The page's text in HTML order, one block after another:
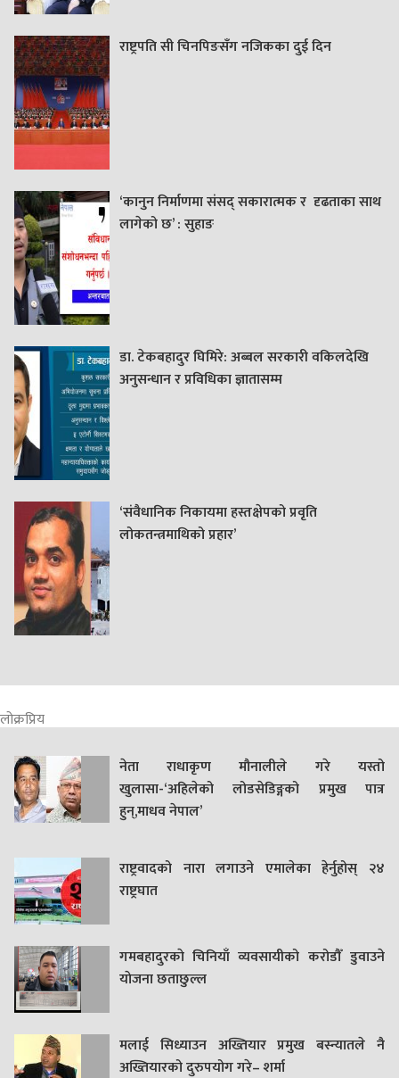
राष्ट्रपति सी चिनपिङसँग नजिकका दुई दिन
‘कानुन निर्माणमा संसद् सकारात्मक र दृढताका साथ
लागेको छ’ : सुहाङ
डा. टेकबहादुर घिमिरे: अब्बल सरकारी वकिलदेखि
अनुसन्धान र प्रविधिका ज्ञातासम्म
‘संवैधानिक निकायमा हस्तक्षेपको प्रवृति
लोकतन्त्रमाथिको प्रहार’
लोक्रप्रिय
नेता राधाकृण मौनालीले गरे यस्तो
खुलासा-‘अहिलेको लोडसेडिङ्गको प्रमुख पात्र
हुन्,माधव नेपाल’
राष्ट्रवादको नारा लगाउने एमालेका हेर्नुहोस् २४
राष्ट्रघात
गमबहादुरकाे चिनियाँ व्यवसायीको करोडौँ डुवाउने
याेजना छताछुल्ल
मलाई सिध्याउन अख्तियार प्रमुख बस्न्यातले नै
अख्तियारको दुरुपयोग गरे– शर्मा